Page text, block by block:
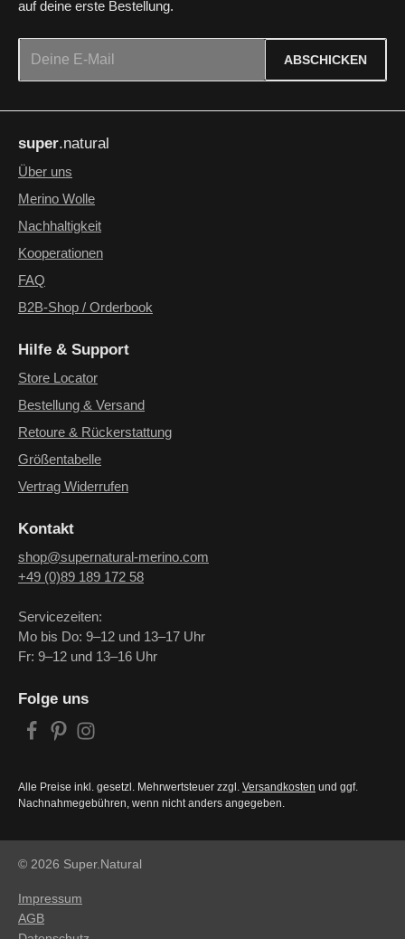
auf deine erste Bestellung.
ABSCHICKEN
genommen und die
einverstanden.
Die mit einem Stern (*) markierten Felder sind Pflichtfelder.
Folge uns
Alle Preise inkl. gesetzl. Mehrwertsteuer zzgl. Versandkosten und ggf.
Nachnahmegebühren, wenn nicht anders angegeben.
super.natural
Über uns
Merino Wolle
Nachhaltigkeit
Kooperationen
FAQ
B2B-Shop / Orderbook
Hilfe & Support
Store Locator
Bestellung & Versand
Retoure & Rückerstattung
Größentabelle
Vertrag Widerrufen
Kontakt
shop@supernatural-merino.com
+49 (0)89 189 172 58
Servicezeiten:
Mo bis Do: 9–12 und 13–17 Uhr
Fr: 9–12 und 13–16 Uhr
© 2026 Super.Natural
Impressum
AGB